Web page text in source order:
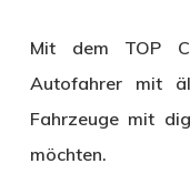
Mit dem TOP
Autofahrer mit
Fahrzeuge mit
möchten.